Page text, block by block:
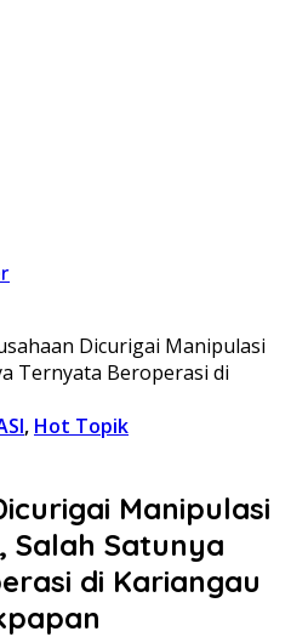
Dicurigai Manipulasi
Ternyata Beroperasi di
, Hot Topik
Manipulasi
Salah Satunya
di Kariangau